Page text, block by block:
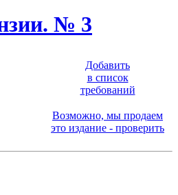
№ 3
Добавить
в список
требований
Возможно, мы продаем
это издание - проверить